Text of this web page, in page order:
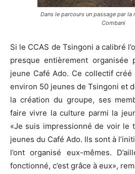
Dans le parcours un passage par la
Combani
Si le CCAS de Tsingoni a calibré
presque entièrement organisée
jeune Café Ado. Ce collectif
environ 50 jeunes de Tsingoni et
la création du groupe, ses
faire vivre la culture parmi la
«Je suis impressionné de voir le
jeunes du Café Ado. Ils sont à
l’ont organisé eux-mêmes.
fonctionné, c’est grâce à eux»,